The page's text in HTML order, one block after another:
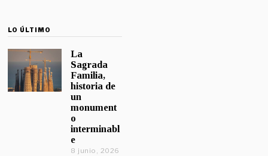
LO ÚLTIMO
La
Sagrada
Familia,
historia de
un
monument
o
interminabl
e
8 junio, 2026